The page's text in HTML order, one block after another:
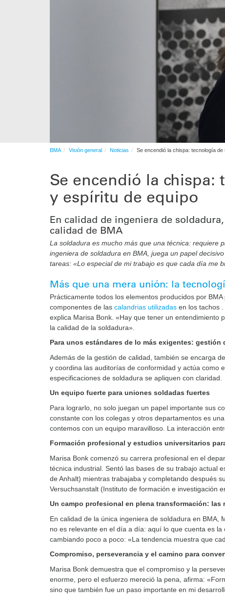
BMA Visión general Noticias Se encendió la chispa: tecnología
Se encendió la
y espíritu de equipo
En calidad de ingeniera de
calidad de BMA
La soldadura es mucho más que una técnica: requiere
ingeniera de soldadura en BMA, juega un papel
tareas: «Lo especial de mi trabajo es que cada día me
Más que una mera unión: la
Prácticamente todos los elementos producidos por
componentes de las calandrias utilizadas en los tachos
explica Marisa Bonk. «Hay que tener un entendimiento
la calidad de la soldadura».
Para unos estándares de lo más exigentes:
Además de la gestión de calidad, también se encarga
y coordina las auditorías de conformidad y actúa como
especificaciones de soldadura se apliquen con claridad.
Un equipo fuerte para uniones soldadas fuertes
Para lograrlo, no solo juegan un papel importante sus
constante con los colegas y otros departamentos es
contemos con un equipo maravilloso. La interacción
Formación profesional y estudios universitarios
Marisa Bonk comenzó su carrera profesional en el
técnica industrial. Sentó las bases de su trabajo actual
de Anhalt) mientras trabajaba y completando después
Versuchsanstalt (Instituto de formación e investigación
Un campo profesional en plena transformación:
En calidad de la única ingeniera de soldadura en
no es relevante en el día a día: aquí lo que cuenta es
cambiando poco a poco: «La tendencia muestra que
Compromiso, perseverancia y el camino para
Marisa Bonk demuestra que el compromiso y la
enorme, pero el esfuerzo mereció la pena, afirma:
sino que también fue un paso importante en mi